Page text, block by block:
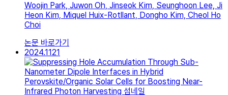
Woojin Park, Juwon Oh, Jinseok Kim, Seunghoon Lee, Ji
Heon Kim, Miquel Huix-Rotllant, Dongho Kim, Cheol Ho
Choi
논문 바로가기
2024.1121